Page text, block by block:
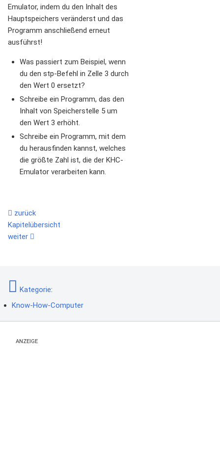
Emulator, indem du den Inhalt des
Hauptspeichers veränderst und das
Programm anschließend erneut
ausführst!
Was passiert zum Beispiel, wenn
du den stp-Befehl in Zelle 3 durch
den Wert 0 ersetzt?
Schreibe ein Programm, das den
Inhalt von Speicherstelle 5 um
den Wert 3 erhöht.
Schreibe ein Programm, mit dem
du herausfinden kannst, welches
die größte Zahl ist, die der KHC-
Emulator verarbeiten kann.
zurück
Kapitelübersicht
weiter
Kategorie:
Know-How-Computer
ANZEIGE